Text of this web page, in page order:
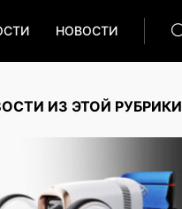
НОВОСТИ
ИЗ ЭТОЙ РУБРИКИ